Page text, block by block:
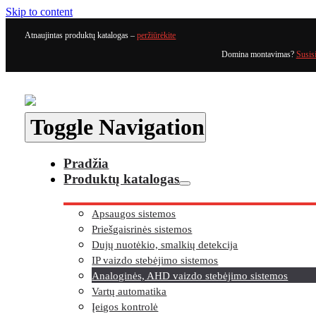
Skip to content
Atnaujintas produktų katalogas –peržiūrėkite
Domina montavimas?
Toggle Navigation
Pradžia
Produktų katalogas
Apsaugos sistemos
Priešgaisrinės sistemos
Dujų nuotėkio, smalkių detekcija
IP vaizdo stebėjimo sistemos
Analoginės, AHD vaizdo stebėjimo sistemos
Vartų automatika
Įeigos kontrolė